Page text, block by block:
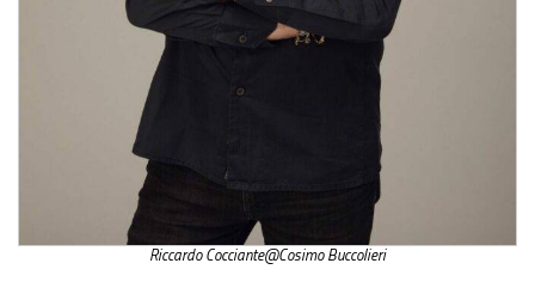
Riccardo Cocciante@Cosimo Buccolieri